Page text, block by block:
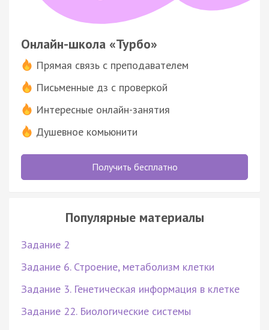
Онлайн-школа «Турбо»
Прямая связь с преподавателем
Письменные дз с проверкой
Интересные онлайн-занятия
Душевное комьюнити
Получить бесплатно
Популярные материалы
Задание 2
Задание 6. Строение, метаболизм клетки
Задание 3. Генетическая информация в клетке
Задание 22. Биологические системы